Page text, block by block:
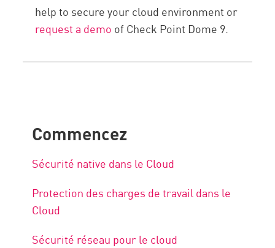
help to secure your cloud environment or
request a demo of Check Point Dome 9.
Commencez
Sécurité native dans le Cloud
Protection des charges de travail dans le
Cloud
Sécurité réseau pour le cloud